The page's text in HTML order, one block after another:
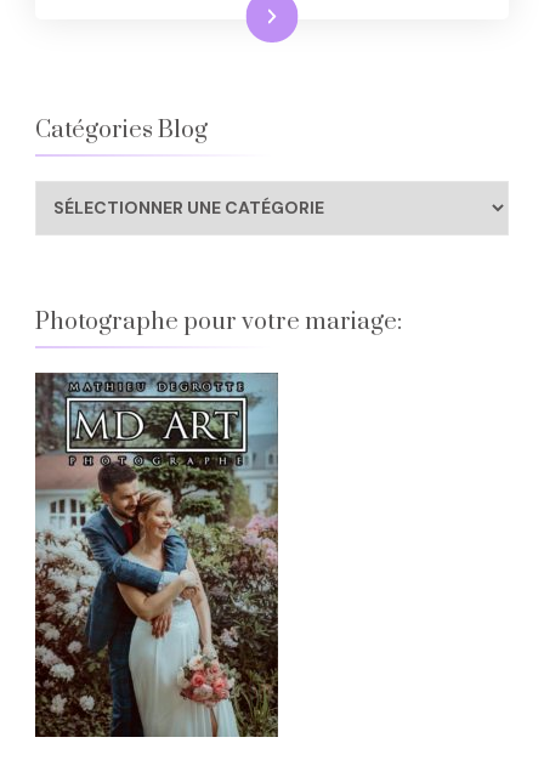
Lire la suite
Catégories Blog
Catégories
Blog
Photographe pour votre mariage: